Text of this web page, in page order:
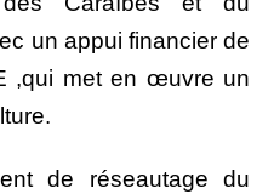
un appui financier de
,qui met en œuvre un
de réseautage du